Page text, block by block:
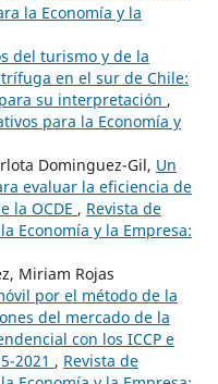
la Economía y la
del turismo y de la
en el sur de Chile:
su interpretación ,
para la Economía y
Dominguez-Gil, Un
evaluar la eficiencia de
la OCDE , Revista de
Economía y la Empresa:
Miriam Rojas
por el método de la
del mercado de la
con los ICCP e
2021 , Revista de